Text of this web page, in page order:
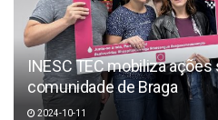
INESC TEC mobiliza ações
comunidade de Braga
2024-10-11